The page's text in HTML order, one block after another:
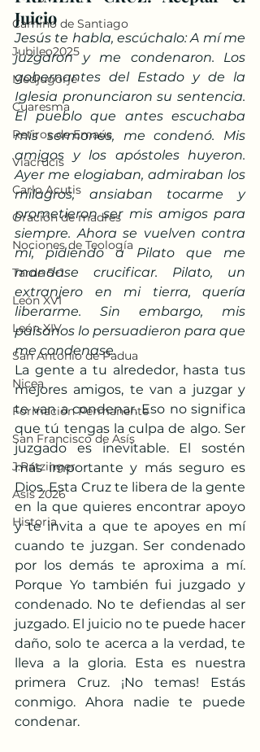
Camino de Santiago
Jubileo2025
Medjugorje
Cuaresma
Retiros de Emaús
Viacrucis
Carlo Acutis
Oración de madres
Nociones de Teología
Tarde 5+1
León XVI
León XIV
San Antonio de Padua
Nicea
Formación Permanente
San Francisco de Asís
J.Ratzinger
Asís 2026
Historia
Juicio
Jesús te habla, escúchalo: A mí me
juzgaron y me condenaron. Los
gobernantes del Estado y de la
Iglesia pronunciaron su sentencia.
El pueblo que antes escuchaba
mis sermones, me condenó. Mis
amigos y los apóstoles huyeron.
Ayer me elogiaban, admiraban los
milagros, ansiaban tocarme y
prometieron ser mis amigos para
siempre. Ahora se vuelven contra
mí, pidiendo a Pilato que me
mandase crucificar. Pilato, un
extranjero en mi tierra, quería
liberarme. Sin embargo, mis
paisanos lo persuadieron para que
me condenase.
La gente a tu alrededor, hasta tus
mejores amigos, te van a juzgar y
te van a condenar. Eso no significa
que tú tengas la culpa de algo. Ser
juzgado es inevitable. El sostén
más importante y más seguro es
Dios. Esta Cruz te libera de la gente
en la que quieres encontrar apoyo
y te invita a que te apoyes en mí
cuando te juzgan. Ser condenado
por los demás te aproxima a mí.
Porque Yo también fui juzgado y
condenado. No te defiendas al ser
juzgado. El juicio no te puede hacer
daño, solo te acerca a la verdad, te
lleva a la gloria. Esta es nuestra
primera Cruz. ¡No temas! Estás
conmigo. Ahora nadie te puede
condenar.